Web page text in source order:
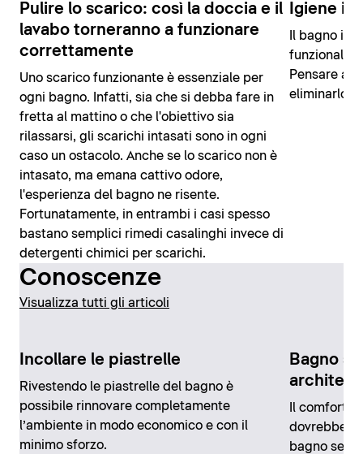
Pulire lo scarico: così la doccia e il
lavabo torneranno a funzionare
correttamente
Uno scarico funzionante è essenziale per
ogni bagno. Infatti, sia che si debba fare in
fretta al mattino o che l'obiettivo sia
rilassarsi, gli scarichi intasati sono in ogni
caso un ostacolo. Anche se lo scarico non è
intasato, ma emana cattivo odore,
l'esperienza del bagno ne risente.
Fortunatamente, in entrambi i casi spesso
bastano semplici rimedi casalinghi invece di
detergenti chimici per scarichi.
Igiene in
Il bagno
funzionale:
Pensare
eliminarlo
Conoscenze
Visualizza tutti gli articoli
Incollare le piastrelle
Rivestendo le piastrelle del bagno è
possibile rinnovare completamente
l’ambiente in modo economico e con il
minimo sforzo.
Bagno
Il comfort
dovrebbe
bagno